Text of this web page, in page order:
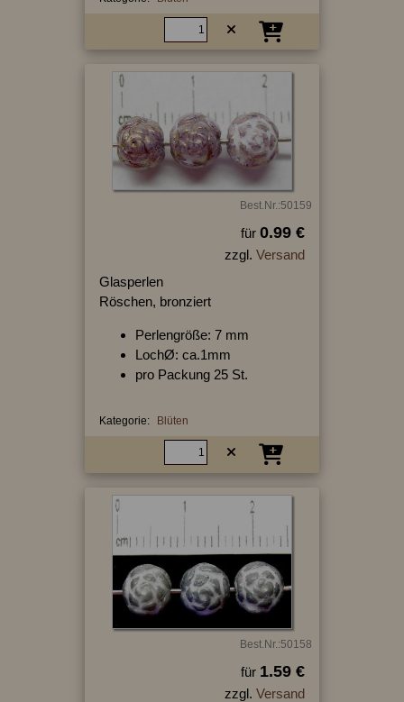
Best.Nr.:50159
für 0.99 €
zzgl. Versand
Glasperlen
Röschen, bronziert
Perlengröße: 7 mm
LochØ: ca.1mm
pro Packung 25 St.
Kategorie: Blüten
Best.Nr.:50158
für 1.59 €
zzgl. Versand